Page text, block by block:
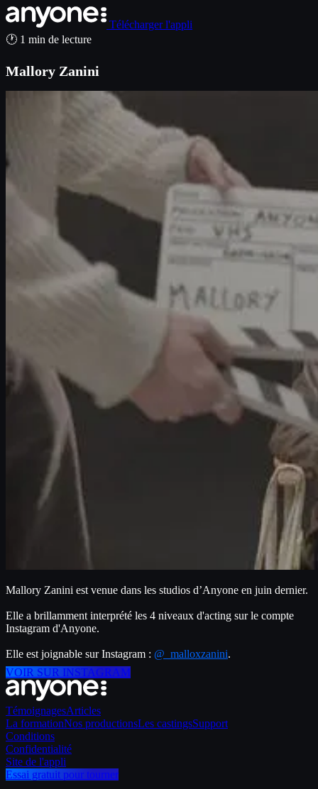
Télécharger l'appli
🕐 1 min de lecture
Mallory Zanini
Mallory Zanini est venue dans les studios d’Anyone en juin dernier.
Elle a brillamment interprété les 4 niveaux d'acting sur le compte
Instagram d'Anyone.
Elle est joignable sur Instagram : @_malloxzanini.
VOIR SUR INSTAGRAM
TémoignagesArticles
La formationNos productionsLes castingsSupport
Conditions
Confidentialité
Site de l'appli
Essai gratuit pour tourner